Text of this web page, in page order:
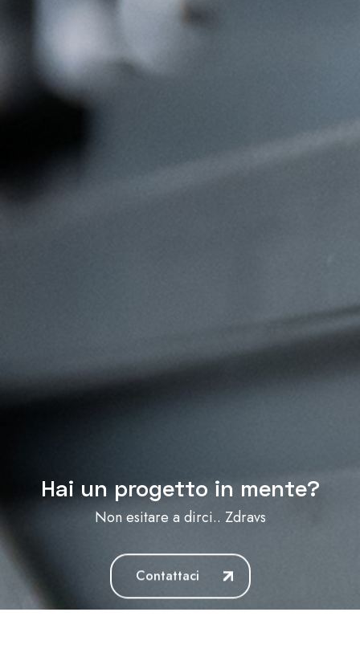
Hai un progetto in mente?
Non esitare a dirci..Zdravstvuyte
Contattaci